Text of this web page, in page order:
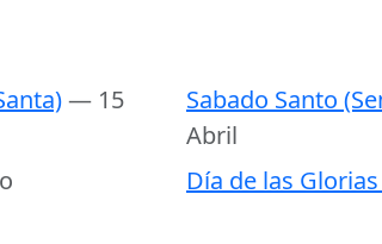
— 15
Sabado Santo
Abril
Día de las